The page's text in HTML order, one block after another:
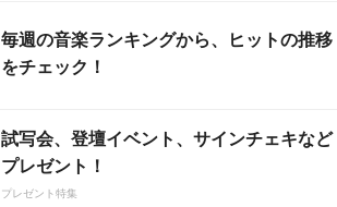
毎週の音楽ランキングから、ヒットの推移
をチェック！
試写会、登壇イベント、サインチェキなど
プレゼント！
プレゼント特集